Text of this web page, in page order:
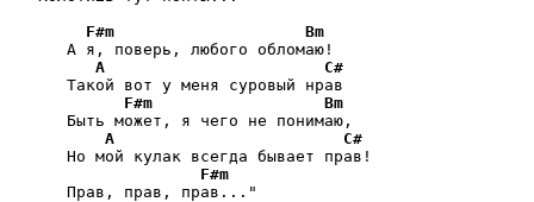
F#m
Bm
      А я, поверь, любого обломаю!
A
C#
      Такой вот у меня суровый нрав
F#m
Bm
      Быть может, я чего не понимаю,
A
C#
      Но мой кулак всегда бывает прав!
F#m
      Прав, прав, прав..."